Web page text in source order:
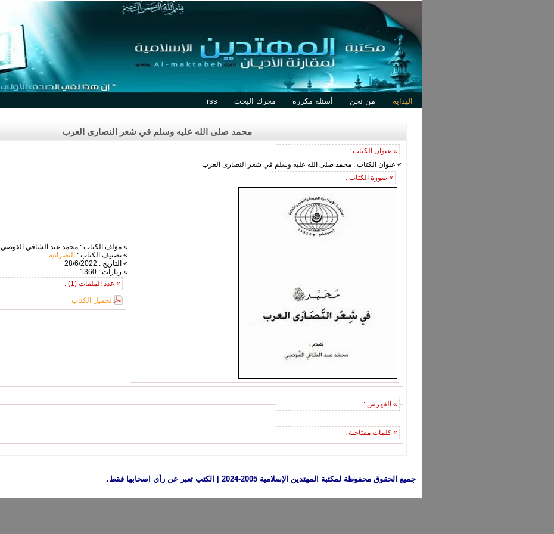
البداية من نحن أسئلة مكررة محرك البحث rss
محمد صلى الله عليه وسلم في شعر النصارى العرب
» عنوان الكتاب :
» عنوان الكتاب : محمد صلى الله عليه وسلم في شعر النصارى العرب
» صورة الكتاب :
» مؤلف الكتاب : محمد عبد الشافي القوصي
» تصنيف الكتاب : النصرانية
» التاريخ : 28/6/2022
» زيارات : 1360
» عدد الملفات (1) :
تحميل الكتاب
» الفهرس :
» كلمات مفتاحية :
جميع الحقوق محفوظة لمكتبة المهتدين الإسلامية 2005-2024 | الكتب تعبر عن رأي اصحابها فقط.